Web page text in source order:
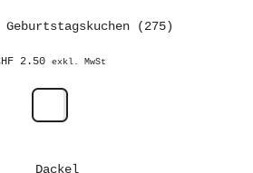
(275)
2.50 exkl. MwSt